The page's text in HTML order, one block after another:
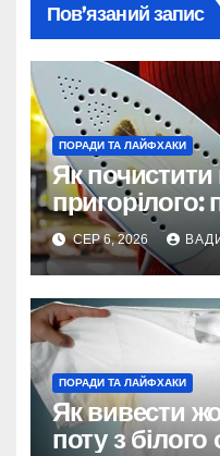
Пов’язаний запис
ПОРАДИ ТА ЛАЙФХАКИ
Як почистити
пригорілого:
СЕР 6, 2026
ПОРАДИ ТА ЛАЙФХАКИ
Як вивести
поту з білого